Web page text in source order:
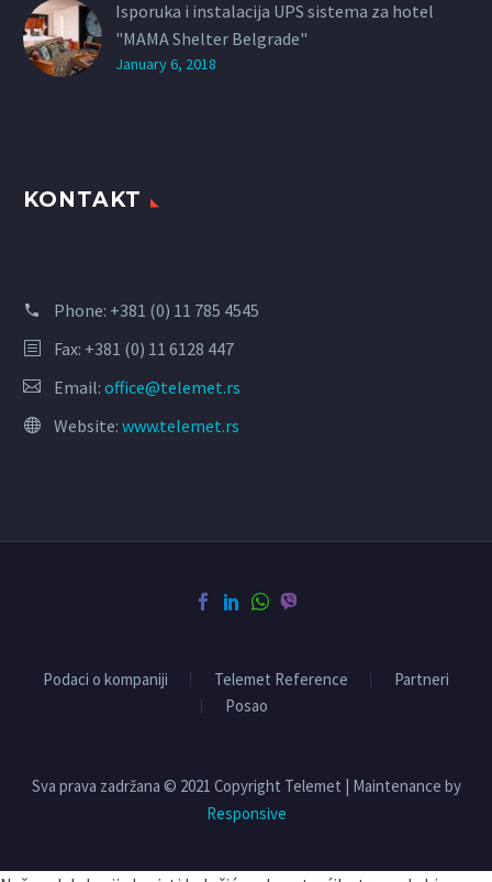
Isporuka i instalacija UPS sistema za hotel
"MAMA Shelter Belgrade"
January 6, 2018
KONTAKT
Phone: +381 (0) 11 785 4545
Fax: +381 (0) 11 6128 447
Email: office@telemet.rs
Website: www.telemet.rs
Podaci o kompaniji Telemet Reference
Partneri
Posao
Sva prava zadržana © 2021 Copyright Telemet | Maintenance by
Responsive